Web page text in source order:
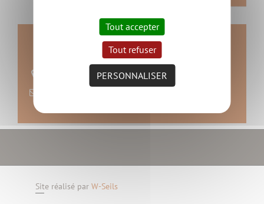
44190 SAINT HILAIRE DE CLISSON
Site réalisé par W-Seils
Tout accepter
Tout refuser
PERSONNALISER